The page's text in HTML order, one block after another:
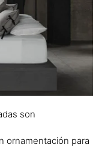
son
ornamentación para